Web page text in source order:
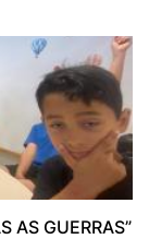
AS GUERRAS”